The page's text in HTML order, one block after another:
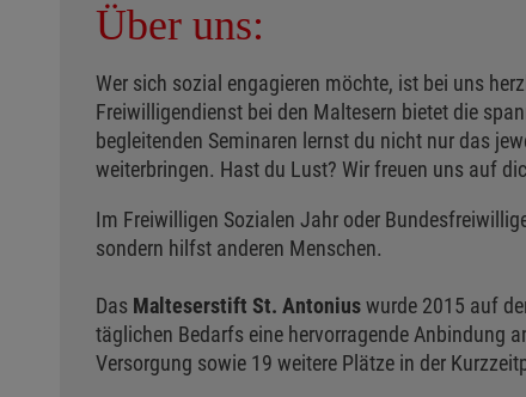
Über uns:
Wer sich sozial engagieren möchte, ist bei uns
Freiwilligendienst bei den Maltesern bietet die
begleitenden Seminaren lernst du nicht nur das
weiterbringen. Hast du Lust? Wir freuen uns auf
Im Freiwilligen Sozialen Jahr oder
sondern hilfst anderen Menschen.
Das Malteserstift St. Antoniuswurde 2015 auf
täglichen Bedarfs eine hervorragende Anbindung
Versorgung sowie 19 weitere Plätze in der